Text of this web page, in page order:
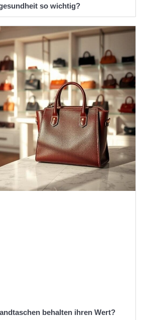
so wichtig?
behalten ihren Wert?